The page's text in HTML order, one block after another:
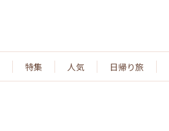
特集 人気 日帰り旅